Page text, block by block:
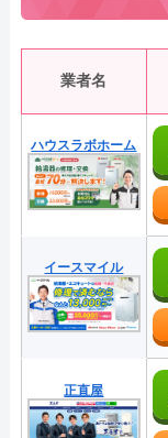
業者名
ハウスラボホーム
イースマイル
正直屋